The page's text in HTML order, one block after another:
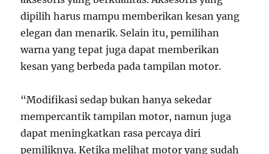
dipilih harus mampu memberikan kesan yang
elegan dan menarik. Selain itu, pemilihan
warna yang tepat juga dapat memberikan
kesan yang berbeda pada tampilan motor.
“Modifikasi sedap bukan hanya sekedar
mempercantik tampilan motor, namun juga
dapat meningkatkan rasa percaya diri
pemiliknya. Ketika melihat motor yang sudah